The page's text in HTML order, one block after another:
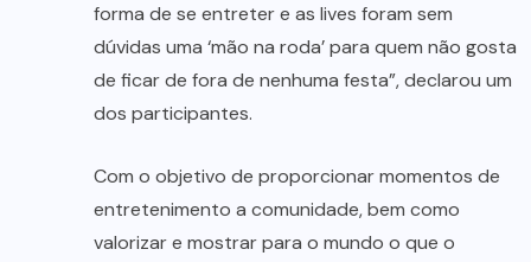
forma de se entreter e as lives foram sem
dúvidas uma ‘mão na roda’ para quem não gosta
de ficar de fora de nenhuma festa”, declarou um
dos participantes.
Com o objetivo de proporcionar momentos de
entretenimento a comunidade, bem como
valorizar e mostrar para o mundo o que o